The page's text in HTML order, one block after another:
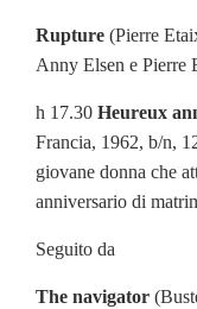
Rupture (Pierre
Anny Elsen e Pierre
h 17.30 Heureux
Francia, 1962, b/n,
giovane donna che
anniversario di
Seguito da
The navigator